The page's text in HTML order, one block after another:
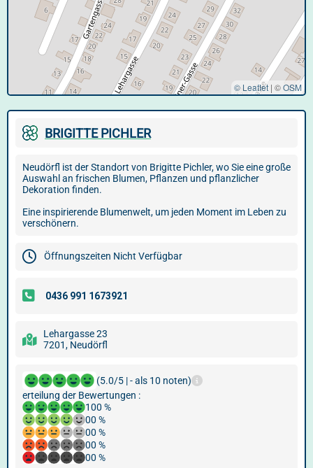
© Leaflet | ©OSM
BRIGITTE PICHLER
Neudörfl ist der Standort von Brigitte Pichler, wo Sie eine große
Auswahl an frischen Blumen, Pflanzen und pflanzlicher
Dekoration finden.
Eine inspirierende Blumenwelt, um jeden Moment im Leben zu
verschönern.
Öffnungszeiten Nicht Verfügbar
Lehargasse 23
7201, Neudörfl
(5.0/5 | - als 10 noten)
erteilung der Bewertungen :
100 %
00 %
00 %
00 %
00 %